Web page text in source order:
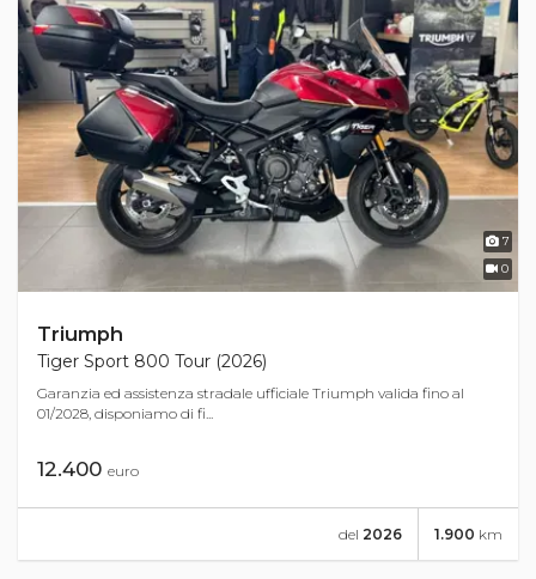
7
0
Triumph
Tiger Sport 800 Tour (2026)
Garanzia ed assistenza stradale ufficiale Triumph valida fino al
01/2028, disponiamo di fi...
12.400 euro
1.900 km
del 2026